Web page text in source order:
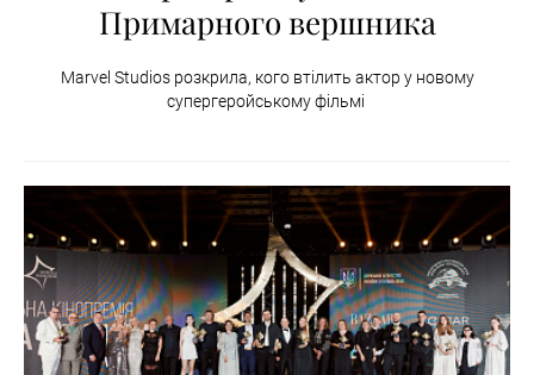
Примарного вершника
Marvel Studios розкрила, кого втілить актор у новому
супергеройському фільмі